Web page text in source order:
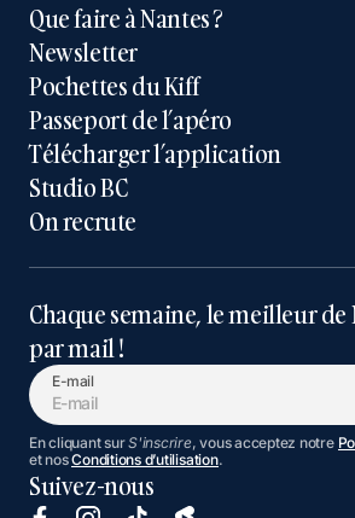
Que faire à Nantes ?
Newsletter
Pochettes du Kiff
Passeport de l’apéro
Télécharger l’application
Studio BC
On recrute
Chaque semaine, le meilleur de
par mail !
E-mail
En cliquant surS'inscrire, vous acceptez notre
et nosConditions d’utilisation.
Suivez-nous